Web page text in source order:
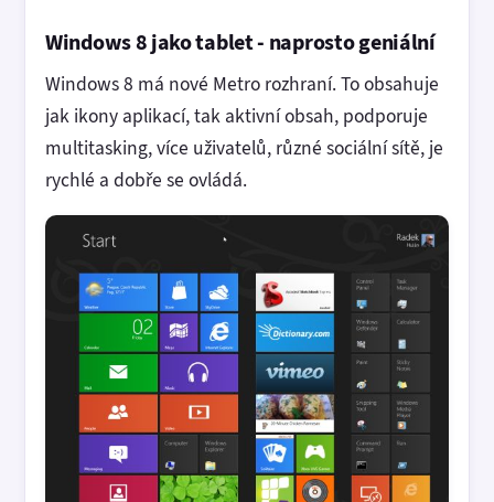
Windows 8 jako tablet - naprosto geniální
Windows 8 má nové Metro rozhraní. To obsahuje
jak ikony aplikací, tak aktivní obsah, podporuje
multitasking, více uživatelů, různé sociální sítě, je
rychlé a dobře se ovládá.